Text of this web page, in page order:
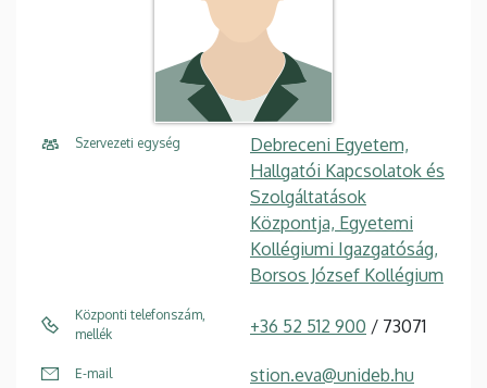
Szervezeti egység
Debreceni Egyetem,
Hallgatói Kapcsolatok és
Szolgáltatások
Központja, Egyetemi
Kollégiumi Igazgatóság,
Borsos József Kollégium
Központi telefonszám,
mellék
+36 52 512 900 / 73071
E-mail stion.eva@unideb.hu